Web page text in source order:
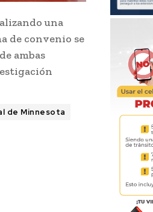
una
de convenio se
ambas
de Minnesota